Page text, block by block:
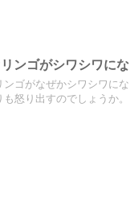
ンゴがシワシワに
ンゴがなぜかシワシワに
も怒り出すのでしょうか。